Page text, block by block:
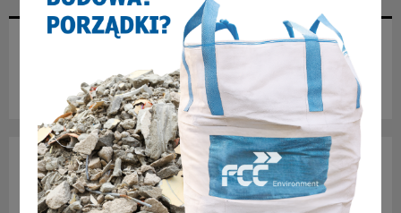
POLECANY FB